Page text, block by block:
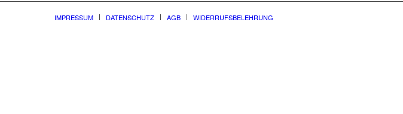
IMPRESSUM DATENSCHUTZ AGB WIDERRUFSBELEHRUNG